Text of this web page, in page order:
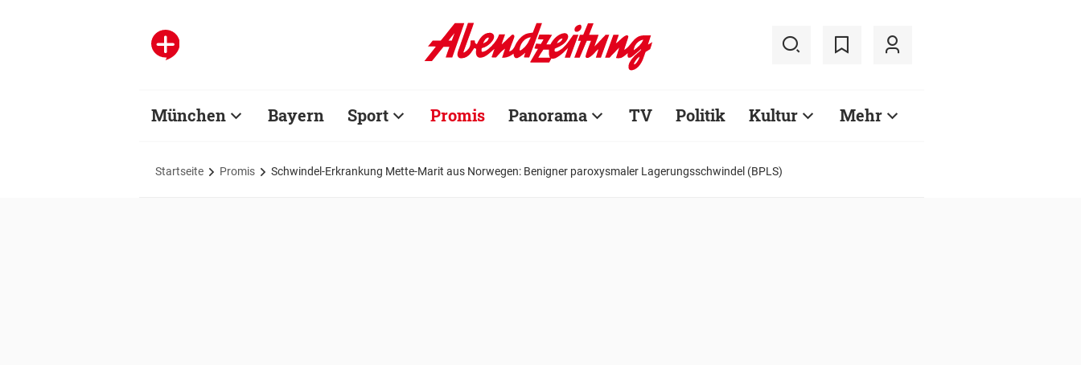
München Bayern Sport Promis Panorama TV Politik Kultur Mehr
Startseite Promis Schwindel-Erkrankung Mette-Marit aus Norwegen: Benigner paroxysmaler Lagerungsschwindel (BPLS)